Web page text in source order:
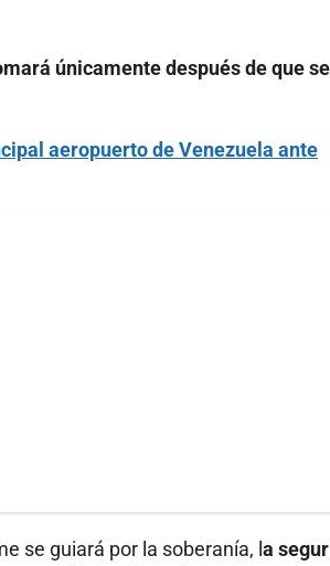
únicamente después de que se
aeropuerto de Venezuela ante
se guiará por la soberanía, l a